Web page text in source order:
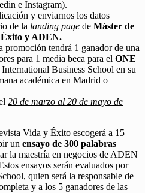
e Instagram).
y enviarnos los datos
de la landing page de Máster de
Éxito y ADEN.
promoción tendrá 1 ganador de una
para 1 media beca para el ONE
Business School en su
académica en Madrid o
20 de marzo al 20 de mayo de
Vida y Éxito escogerá a 15
un ensayo de 300 palabras
la maestría en negocios de ADEN
ensayos serán evaluados por
quien será la responsable de
y a los 5 ganadores de las